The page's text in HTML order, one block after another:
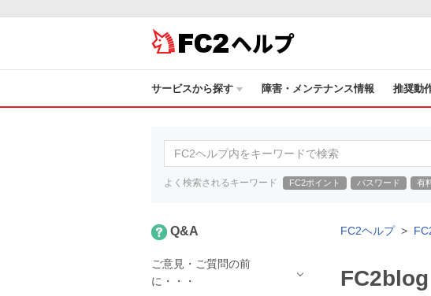
ヘルプ
サービスから探す 障害・メンテナンス情報 推奨動
よく検索されるキーワード FC2ポイント パスワード 有
FC2ヘルプ
Q&A
ご意見・ご質問の前
に・・・